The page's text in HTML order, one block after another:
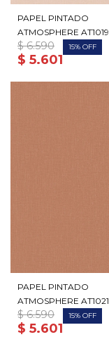
PAPEL PINTADO
ATMOSPHERE AT1019
$ 5.601
$ 6.590 15
PAPEL PINTADO
ATMOSPHERE AT1021
$ 5.601
$ 6.590 15